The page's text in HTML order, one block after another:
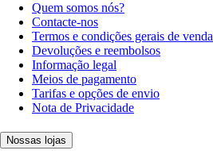
Quem somos nós?
Contacte-nos
Termos e condições gerais de venda
Devoluções e reembolsos
Informação legal
Meios de pagamento
Tarifas e opções de envio
Nota de Privacidade
Nossas lojas